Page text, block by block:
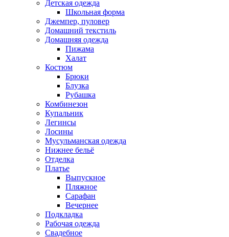
Детская одежда
Школьная форма
Джемпер, пуловер
Домашний текстиль
Домашняя одежда
Пижама
Халат
Костюм
Брюки
Блузка
Рубашка
Комбинезон
Купальник
Легинсы
Лосины
Мусульманская одежда
Нижнее бельё
Отделка
Платье
Выпускное
Пляжное
Сарафан
Вечернее
Подкладка
Рабочая одежда
Свадебное